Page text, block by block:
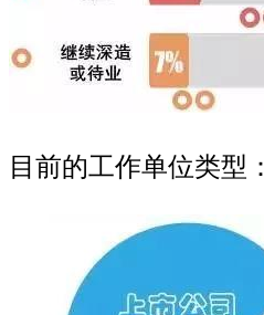
目前的工作单位类型：